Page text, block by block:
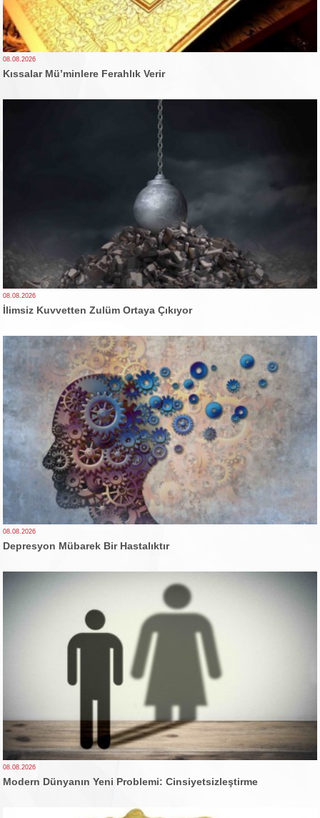
08.08.2026
Kıssalar Mü’minlere Ferahlık Verir
08.08.2026
İlimsiz Kuvvetten Zulüm Ortaya Çıkıyor
08.08.2026
Depresyon Mübarek Bir Hastalıktır
08.08.2026
Modern Dünyanın Yeni Problemi: Cinsiyetsizleştirme